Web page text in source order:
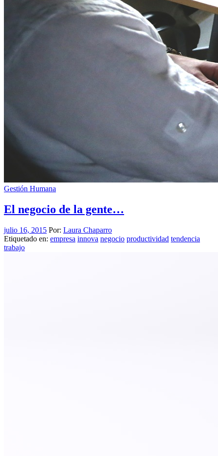
Gestión Humana
El negocio de la gente…
julio 16, 2015 Por: Laura Chaparro
Etiquetado en: empresa innova negocio productividad tendencia
trabajo